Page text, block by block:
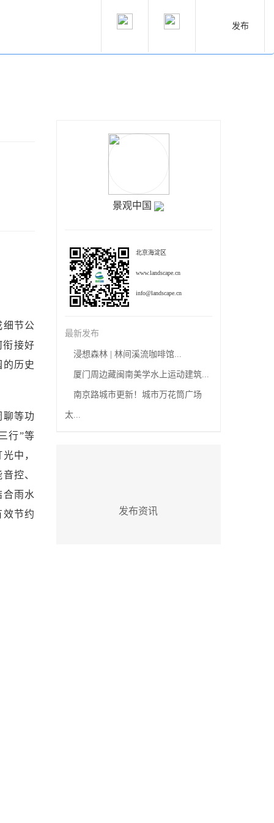
发布
节公
衔接好
的历史
聊等功
行”等
中，
控、
合雨水
效节约
景观中国
北京海淀区
www.landscape.cn
info@landscape.cn
最新发布
浸想森林 | 林间溪流咖啡馆...
厦门周边藏闽南美学水上运动建筑...
南京路城市更新！城市万花筒广场
太...
发布资讯